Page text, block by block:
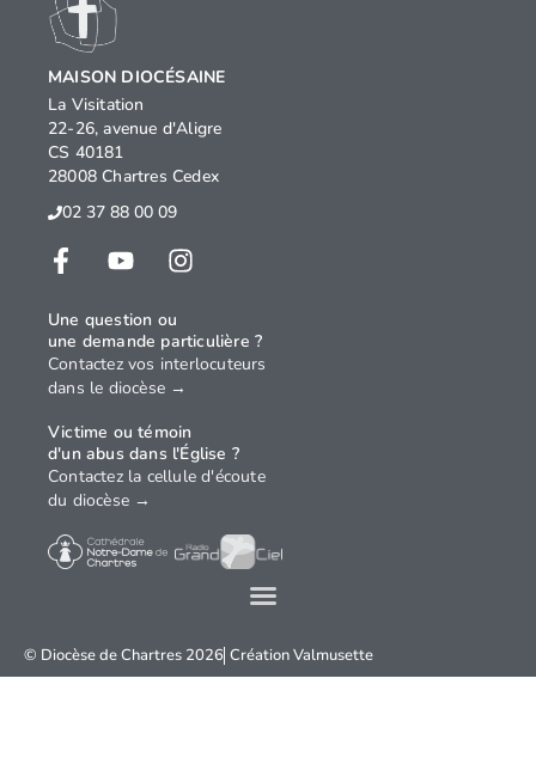
© Diocèse de Chartres 2026 CréationValmusette
MAISON DIOCÉSAINE
La Visitation
22-26, avenue d'Aligre
CS 40181
28008 Chartres Cedex
02 37 88 00 09
Une question ou
une demande particulière ?
Contactez vos interlocuteurs
dans le diocèse →
Victime ou témoin
d'un abus dans l'Église ?
Contactez la cellule d'écoute
du diocèse →